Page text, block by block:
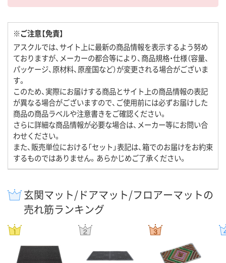
※ご注意【免責】
アスクルでは、サイト上に最新の商品情報を表示するよう努め
ておりますが、メーカーの都合等により、商品規格・仕様（容量、
パッケージ、原材料、原産国など）が変更される場合がございま
す。
このため、実際にお届けする商品とサイト上の商品情報の表記
が異なる場合がございますので、ご使用前には必ずお届けした
商品の商品ラベルや注意書きをご確認ください。
さらに詳細な商品情報が必要な場合は、メーカー等にお問い合
わせください。
また、販売単位における「セット」表記は、箱でのお届けをお約束
するものではありません。あらかじめご了承ください。
玄関マット/ドアマット/フロアーマットの
売れ筋ランキング